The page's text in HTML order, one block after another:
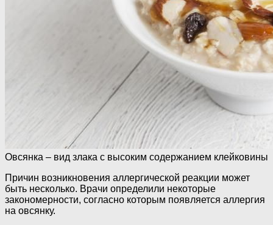
Овсянка – вид злака с высоким содержанием клейковины
Причин возникновения аллергической реакции может
быть несколько. Врачи определили некоторые
закономерности, согласно которым появляется аллергия
на овсянку.